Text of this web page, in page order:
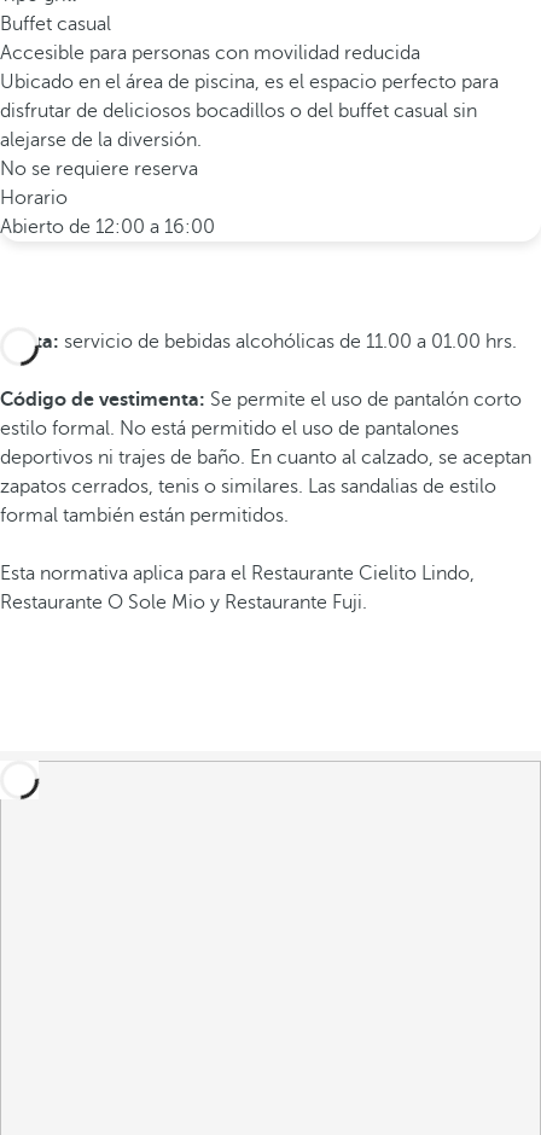
Buffet casual
Accesible para personas con movilidad reducida
Ubicado en el área de piscina, es el espacio perfecto para
disfrutar de deliciosos bocadillos o del buffet casual sin
alejarse de la diversión.
No se requiere reserva
Horario
Abierto de 12:00 a 16:00
*Nota: servicio de bebidas alcohólicas de 11.00 a 01.00 hrs.
Código de vestimenta: Se permite el uso de pantalón corto
estilo formal. No está permitido el uso de pantalones
deportivos ni trajes de baño. En cuanto al calzado, se aceptan
zapatos cerrados, tenis o similares. Las sandalias de estilo
formal también están permitidos.
Esta normativa aplica para el Restaurante Cielito Lindo,
Restaurante O Sole Mio y Restaurante Fuji.